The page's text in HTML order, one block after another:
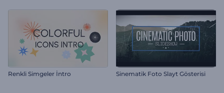
Renkli Simgeler İntro Sinematik Foto Slayt Gösterisi